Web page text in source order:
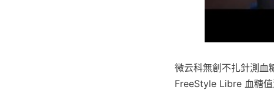
微云科無創不扎針測血
FreeStyle Libre 血糖